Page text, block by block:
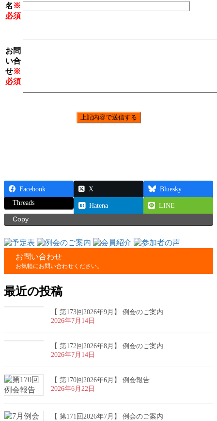
名 ※
必須
お問
い合
せ※
必須
Facebook X
Bluesky
Threads
Hatena
LINE
Copy
お問い合わせ
お気軽にお問い合わせください。
最近の投稿
【 第173回2026年9月】 例会のご案内
2026年7月14日
【 第172回2026年8月】 例会のご案内
2026年7月14日
【 第170回2026年6月】 例会報告
2026年6月22日
【 第171回2026年7月】 例会のご案内